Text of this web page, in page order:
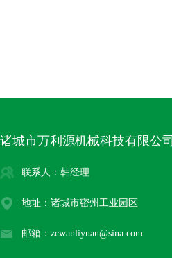
诸城市万利源机械科技有限公司
联系人：韩经理
地址：诸城市密州工业园区
邮箱：zcwanliyuan@sina.com